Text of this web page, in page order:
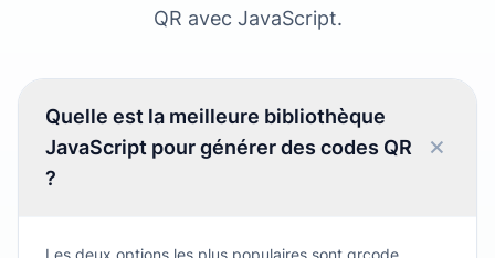
QR avec JavaScript.
Quelle est la meilleure bibliothèque
JavaScript pour générer des codes QR
?
Les deux options les plus populaires sont qrcode